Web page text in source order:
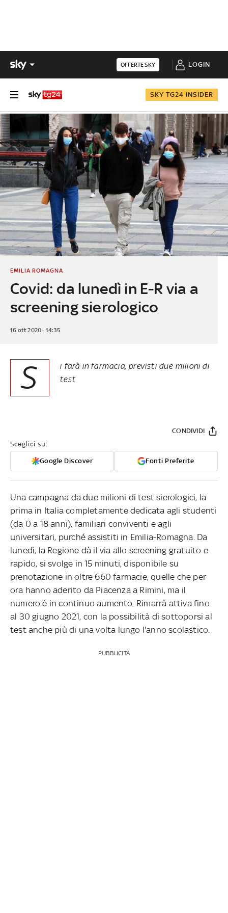
OFFERTE SKY LOGIN
SKY TG24 INSIDER
Covid: da lunedì in E-R via a
screening sierologico
EMILIA ROMAGNA
16 ott 2020 - 14:35
S
i farà in farmacia, previsti due milioni di
test
Sceglici su:
Google Discover Fonti Preferite
CONDIVIDI
Una campagna da due milioni di test sierologici, la
prima in Italia completamente dedicata agli studenti
(da 0 a 18 anni), familiari conviventi e agli
universitari, purché assistiti in Emilia-Romagna. Da
lunedì, la Regione dà il via allo screening gratuito e
rapido, si svolge in 15 minuti, disponibile su
prenotazione in oltre 660 farmacie, quelle che per
ora hanno aderito da Piacenza a Rimini, ma il
numero è in continuo aumento. Rimarrà attiva fino
al 30 giugno 2021, con la possibilità di sottoporsi al
test anche più di una volta lungo l'anno scolastico.
PUBBLICITÀ